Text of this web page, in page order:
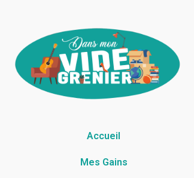
Accueil
Mes Gains